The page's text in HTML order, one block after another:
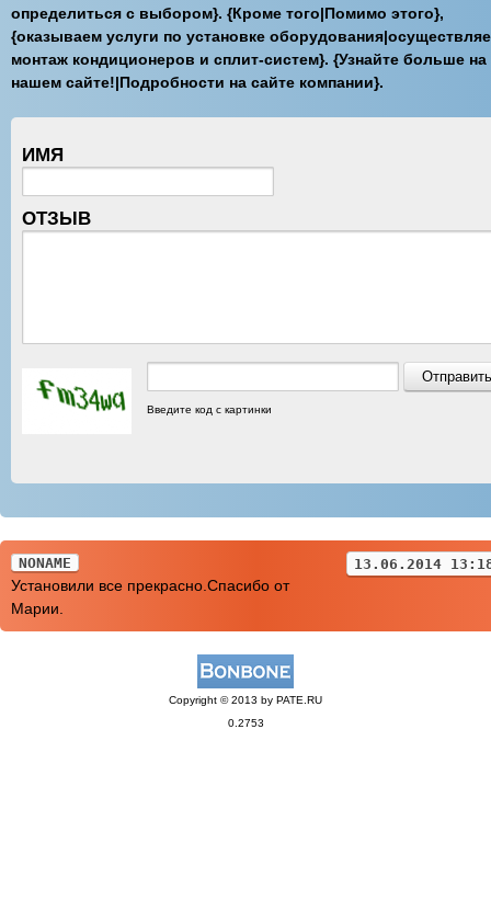
определиться с выбором}. {Кроме того|Помимо этого},
{оказываем услуги по установке
монтаж кондиционеров и сплит-систем}. {Узнайте больше на
нашем сайте!|Подробности на сайте компании}.
ИМЯ
ОТЗЫВ
Введите код с картинки
NONAME 13.06.2014
Установили все прекрасно.Спасибо от
Марии.
Copyright © 2013 by PATE.RU
0.2753